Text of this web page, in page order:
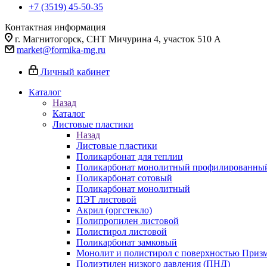
+7 (3519) 45-50-35
Контактная информация
г. Магнитогорск, СНТ Мичурина 4, участок 510 А
market@formika-mg.ru
Личный кабинет
Каталог
Назад
Каталог
Листовые пластики
Назад
Листовые пластики
Поликарбонат для теплиц
Поликарбонат монолитный
Поликарбонат сотовый
Поликарбонат монолитный
ПЭТ листовой
Акрил (оргстекло)
Полипропилен листовой
Полистирол листовой
Поликарбонат замковый
Монолит и полистирол с поверхностью
Полиэтилен низкого давления (ПНД)